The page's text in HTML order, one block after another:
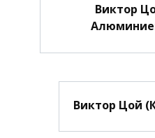
Виктор
Виктор Цой